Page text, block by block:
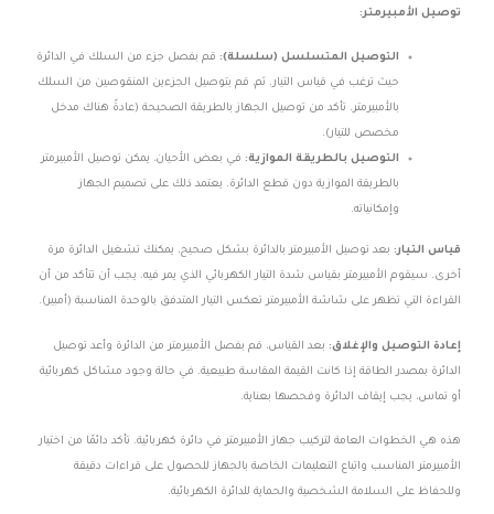
توصيل الأمبيرمتر:
التوصيل المتسلسل (سلسلة): قم بفصل جزء من السلك في الدائرة
حيث ترغب في قياس التيار. ثم، قم بتوصيل الجزءين المنقوصين من السلك
بالأمبيرمتر. تأكد من توصيل الجهاز بالطريقة الصحيحة (عادةً هناك مدخل
مخصص للتيار).
التوصيل بالطريقة الموازية: في بعض الأحيان، يمكن توصيل الأمبيرمتر
بالطريقة الموازية دون قطع الدائرة. يعتمد ذلك على تصميم الجهاز
وإمكانياته.
قياس التيار: بعد توصيل الأمبيرمتر بالدائرة بشكل صحيح، يمكنك تشغيل الدائرة مرة
أخرى. سيقوم الأمبيرمتر بقياس شدة التيار الكهربائي الذي يمر فيه. يجب أن تتأكد من أن
القراءة التي تظهر على شاشة الأمبيرمتر تعكس التيار المتدفق بالوحدة المناسبة (أمبير).
إعادة التوصيل والإغلاق: بعد القياس، قم بفصل الأمبيرمتر من الدائرة وأعد توصيل
الدائرة بمصدر الطاقة إذا كانت القيمة المقاسة طبيعية. في حالة وجود مشاكل كهربائية
أو تماس، يجب إيقاف الدائرة وفحصها بعناية.
هذه هي الخطوات العامة لتركيب جهاز الأمبيرمتر في دائرة كهربائية. تأكد دائمًا من اختيار
الأمبيرمتر المناسب واتباع التعليمات الخاصة بالجهاز للحصول على قراءات دقيقة
وللحفاظ على السلامة الشخصية والحماية للدائرة الكهربائية.